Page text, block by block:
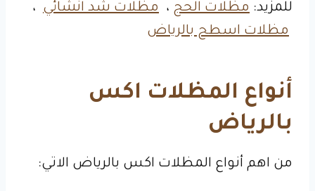
للمزيد: مظلات الحج ، مظلات شد انشائي ،
مظلات اسطح بالرياض
أنواع المظلات اكس
بالرياض
من اهم أنواع المظلات اكس بالرياض الاتي: